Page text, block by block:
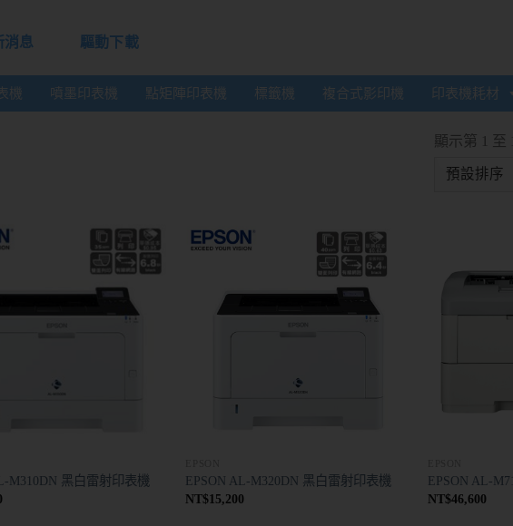
消息 驅動下載
機 噴墨印表機 點矩陣印表機 標籤機 複合式影印機 印表機耗材
顯示第 1 至
M310DN 黑白雷射印表機
EPSON AL-M320DN 黑白雷射印表機
NT$15,200
EPSON AL-
NT$46,600